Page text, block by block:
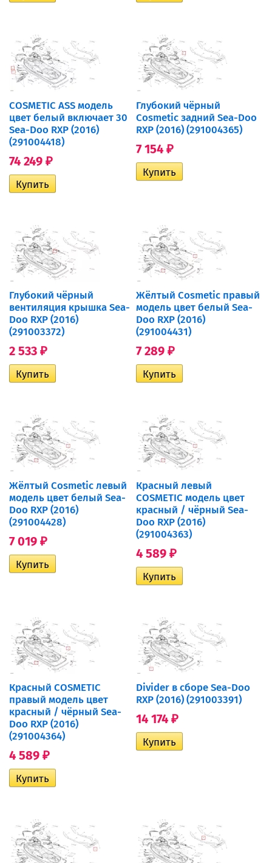
COSMETIC ASS модель
цвет белый включает 30
Sea-Doo RXP (2016)
(291004418)
74 249 ₽
Глубокий чёрный
Cosmetic задний Sea-Doo
RXP (2016) (291004365)
7 154 ₽
Глубокий чёрный
вентиляция крышка Sea-
Doo RXP (2016)
(291003372)
2 533 ₽
Жёлтый Cosmetic правый
модель цвет белый Sea-
Doo RXP (2016)
(291004431)
7 289 ₽
Жёлтый Cosmetic левый
модель цвет белый Sea-
Doo RXP (2016)
(291004428)
7 019 ₽
Красный левый
COSMETIC модель цвет
красный / чёрный Sea-
Doo RXP (2016)
(291004363)
4 589 ₽
Красный COSMETIC
правый модель цвет
красный / чёрный Sea-
Doo RXP (2016)
(291004364)
4 589 ₽
Divider в сборе Sea-Doo
RXP (2016) (291003391)
14 174 ₽